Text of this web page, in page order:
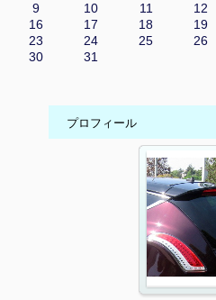
9
10 11 12
16
17 18 19
23
24 25 26
30
31
プロフィール